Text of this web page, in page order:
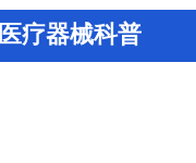
医疗器械科普